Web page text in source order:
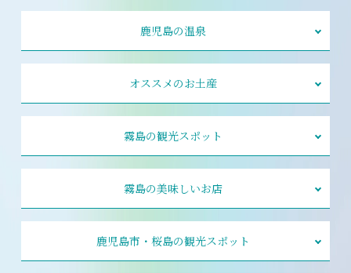
鹿児島の温泉
オススメのお土産
霧島の観光スポット
霧島の美味しいお店
鹿児島市・桜島の観光スポット